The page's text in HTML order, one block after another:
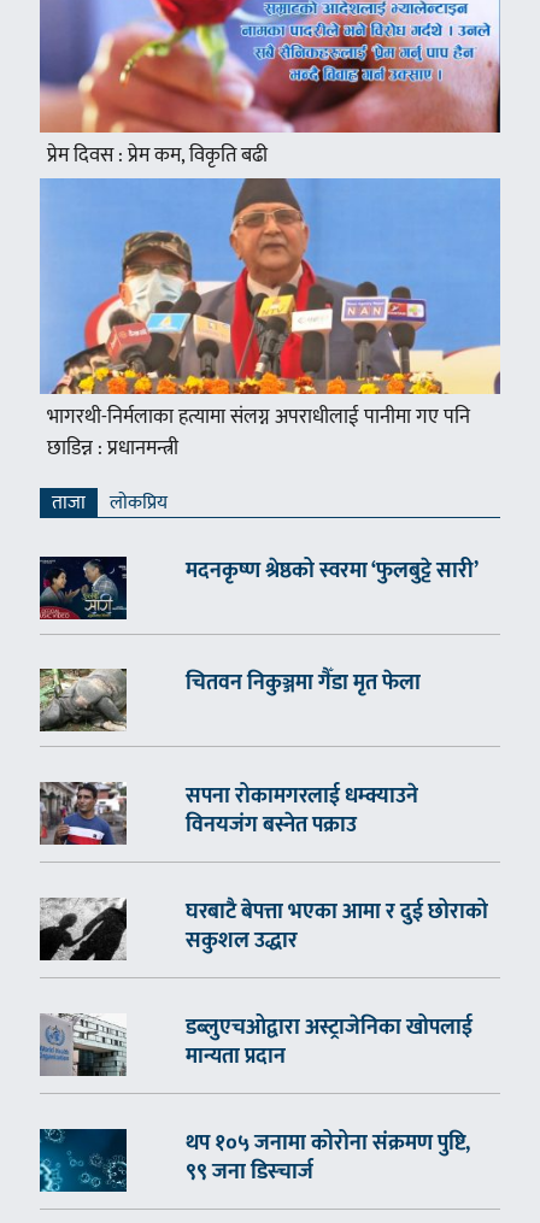
प्रेम दिवस : प्रेम कम, विकृति बढी
भागरथी-निर्मलाका हत्यामा संलग्न अपराधीलाई पानीमा गए पनि
छाडिन्न : प्रधानमन्त्री
ताजा लाेकप्रिय
मदनकृष्ण श्रेष्ठको स्वरमा ‘फुलबुट्टे सारी’
चितवन निकुञ्जमा गैँडा मृत फेला
सपना रोकामगरलाई धम्क्याउने
विनयजंग बस्नेत पक्राउ
घरबाटै बेपत्ता भएका आमा र दुई छोराको
सकुशल उद्धार
डब्लुएचओद्वारा अस्ट्राजेनिका खोपलाई
मान्यता प्रदान
थप १०५ जनामा कोरोना संक्रमण पुष्टि,
९९ जना डिस्चार्ज